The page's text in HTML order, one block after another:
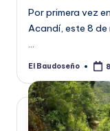
Por primera vez
Acandí, este 8
…
Publicado
El Baudoseño